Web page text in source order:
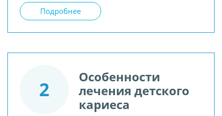
Подробнее
2
Особенности
лечения детского
кариеса